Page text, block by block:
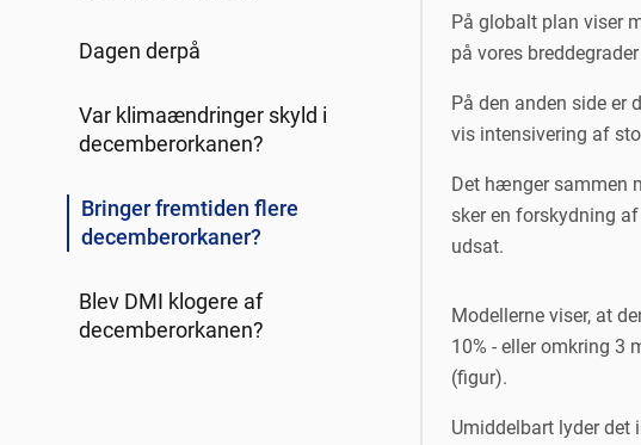
Dagen derpå
Var klimaændringer skyld i
decemberorkanen?
Bringer fremtiden flere
decemberorkaner?
Blev DMI klogere af
decemberorkanen?
På globalt plan viser
på vores
På den anden side er
vis intensivering af
Det hænger sammen
sker en forskydning
udsat.
Modellerne viser, at
10% - eller omkring 3
(figur).
Umiddelbart lyder det